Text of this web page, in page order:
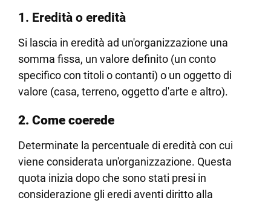
1. Eredità o eredità
Si lascia in eredità ad un'organizzazione una
somma fissa, un valore definito (un conto
specifico con titoli o contanti) o un oggetto di
valore (casa, terreno, oggetto d'arte e altro).
2. Come coerede
Determinate la percentuale di eredità con cui
viene considerata un'organizzazione. Questa
quota inizia dopo che sono stati presi in
considerazione gli eredi aventi diritto alla